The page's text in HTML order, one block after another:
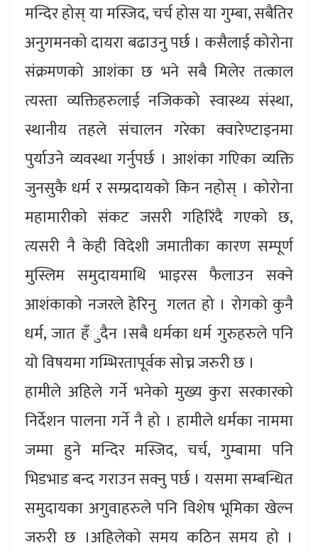
मन्दिर होस् या मस्जिद, चर्च होस या गुम्बा, सबैतिर
अनुगमनको दायरा बढाउनु पर्छ । कसैलाई कोरोना
संक्रमणको आशंका छ भने सबै मिलेर तत्काल
त्यस्ता व्यक्तिहरुलाई नजिकको स्वास्थ्य संस्था,
स्थानीय तहले संचालन गरेका क्वारेण्टाइनमा
पुर्याउने व्यवस्था गर्नुपर्छ । आशंका गएिका व्यक्ति
जुनसुकै धर्म र सम्प्रदायको किन नहोस् । कोरोना
महामारीको संकट जसरी गहिरिंदै गएको छ,
त्यसरी नै केही विदेशी जमातीका कारण सम्पूर्ण
मुस्लिम समुदायमाथि भाइरस फैलाउन सक्ने
आशंकाको नजरले हेरिनु गलत हो । रोगको कुनै
धर्म, जात हँुदैन ।सबै धर्मका धर्म गुरुहरुले पनि
यो विषयमा गम्भिरतापूर्वक सोच्न जरुरी छ ।
हामीले अहिले गर्ने भनेको मुख्य कुरा सरकारको
निर्देशन पालना गर्ने नै हो । हामीले धर्मका नाममा
जम्मा हुने मन्दिर मस्जिद, चर्च, गुम्बामा पनि
भिडभाड बन्द गराउन सक्नु पर्छ । यसमा सम्बन्धित
समुदायका अगुवाहरुले पनि विशेष भूमिका खेल्न
जरुरी छ ।अहिलेको समय कठिन समय हो ।